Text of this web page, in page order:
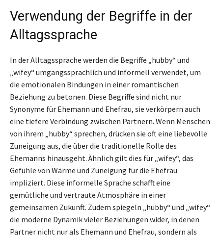
Verwendung der Begriffe in der
Alltagssprache
In der Alltagssprache werden die Begriffe „hubby“ und
„wifey“ umgangssprachlich und informell verwendet, um
die emotionalen Bindungen in einer romantischen
Beziehung zu betonen. Diese Begriffe sind nicht nur
Synonyme für Ehemann und Ehefrau, sie verkörpern auch
eine tiefere Verbindung zwischen Partnern. Wenn Menschen
von ihrem „hubby“ sprechen, drücken sie oft eine liebevolle
Zuneigung aus, die über die traditionelle Rolle des
Ehemanns hinausgeht. Ähnlich gilt dies für „wifey“, das
Gefühle von Wärme und Zuneigung für die Ehefrau
impliziert. Diese informelle Sprache schafft eine
gemütliche und vertraute Atmosphäre in einer
gemeinsamen Zukunft. Zudem spiegeln „hubby“ und „wifey“
die moderne Dynamik vieler Beziehungen wider, in denen
Partner nicht nur als Ehemann und Ehefrau, sondern als